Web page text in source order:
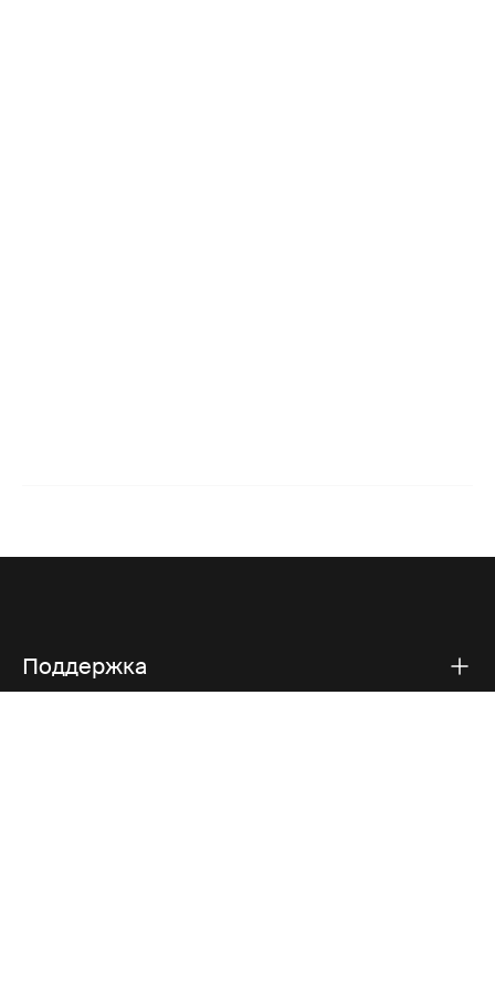
Поддержка